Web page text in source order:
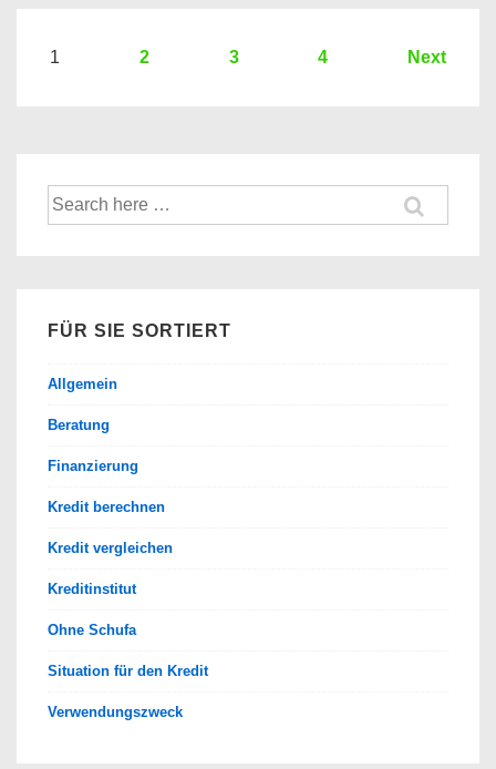
Summe
Euro
Seitennummerierung
1 2 3 4 Next
Suche
nach:
FÜR SIE SORTIERT
Allgemein
Beratung
Finanzierung
Kredit berechnen
Kredit vergleichen
Kreditinstitut
Ohne Schufa
Situation für den Kredit
Verwendungszweck